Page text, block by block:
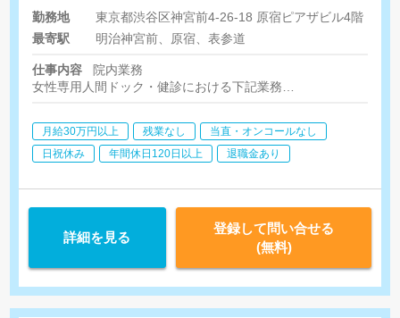
か） 1つ目-----10‚000円 2つ
目以降-----5‚000円 ※最大
15‚000円/名 ・日本乳がん検
JABTS（乳房超音波講習会）
定】----5‚000円 ＜非常勤＞
【時給】2,000円
勤務地
東京都渋谷区神宮前4-26-18 原宿ピアザビル4階
最寄駅
明治神宮前、原宿、表参道
仕事内容
院内業務
女性専用人間ドック・健診における下記業務
・心電図、肺機能、眼底眼圧、視力、聴力
・健診システム入力
※バス内での検査のため、設営・荷物などの運搬作業は不要
業務内容を選択可能
2.エコー検査
月給30万円以上 残業なし
当直・オンコールなし
日祝休み
年間休日120日以上 退職金あり
詳細を見る
登録して問い合せる
(無料)